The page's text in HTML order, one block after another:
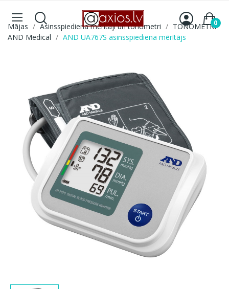
0
Mājas Asinsspiediena mērītāji un tonometri
TONOMETRI
AND Medical
AND UA767S asinsspiediena mērītājs